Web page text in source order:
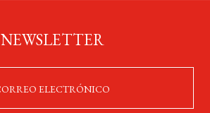
NEWSLETTER